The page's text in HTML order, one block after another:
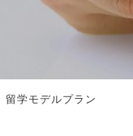
留学モデルプラン